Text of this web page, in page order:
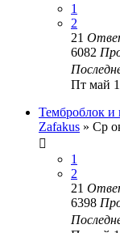
1
2
21
6082
Пт май
Темброблок и
Zafakus » Ср
1
2
21
6398